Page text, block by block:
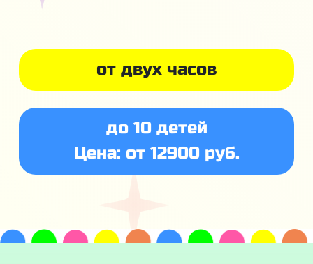
от двух часов
до 10 детей
Цена: от 12900 руб.